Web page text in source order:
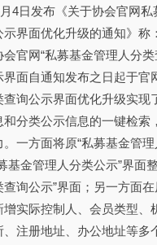
4日发布《关于协会官网私
示界面优化升级的通知》称
官网“私募基金管理人分类
界面自通知发布之日起于官
查询公示界面优化升级实现
和分类公示信息的一键检索
一方面将原“私募基金管理
基金管理人分类公示”界面
查询公示”界面；另一方面
实际控制人、会员类型、
、注册地址、办公地址等多